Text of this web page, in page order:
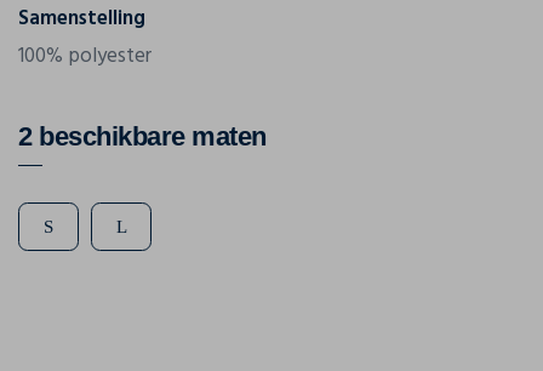
Samenstelling
100% polyester
2 beschikbare maten
S L